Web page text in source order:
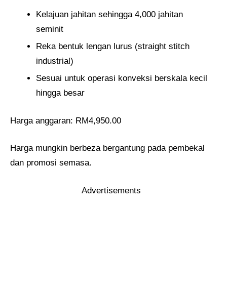
Kelajuan jahitan sehingga 4,000 jahitan
seminit
Reka bentuk lengan lurus (straight stitch
industrial)
Sesuai untuk operasi konveksi berskala kecil
hingga besar
Harga anggaran: RM4,950.00
Harga mungkin berbeza bergantung pada pembekal
dan promosi semasa.
Advertisements